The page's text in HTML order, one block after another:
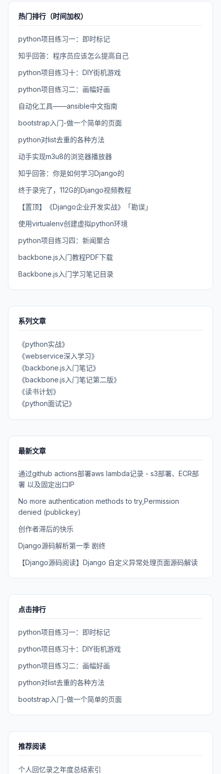
热门排行（时间加权）
python项目练习一：即时标记
知乎回答：程序员应该怎么提高自己
python项目练习十：DIY街机游戏
python项目练习二：画幅好画
自动化工具——ansible中文指南
bootstrap入门-做一个简单的页面
python对list去重的各种方法
动手实现m3u8的浏览器播放器
知乎回答：你是如何学习Django的
终于录完了，112G的Django视频教程
【置顶】《Django企业开发实战》「勘误」
使用virtualenv创建虚拟python环境
python项目练习四：新闻聚合
backbone.js入门教程PDF下载
Backbone.js入门学习笔记目录
系列文章
《python实战》
《webservice深入学习》
《backbone.js入门笔记》
《backbone.js入门笔记第二版》
《读书计划》
《python面试记》
最新文章
通过github actions部署aws lambda记录 - s3部署、ECR部
署 以及固定出口IP
No more authentication methods to try,Permission
denied (publickey)
创作者滞后的快乐
Django源码解析第一季 剧终
【Django源码阅读】Django 自定义异常处理页面源码解读
点击排行
python项目练习一：即时标记
python项目练习十：DIY街机游戏
python项目练习二：画幅好画
python对list去重的各种方法
bootstrap入门-做一个简单的页面
推荐阅读
个人回忆录之年度总结索引